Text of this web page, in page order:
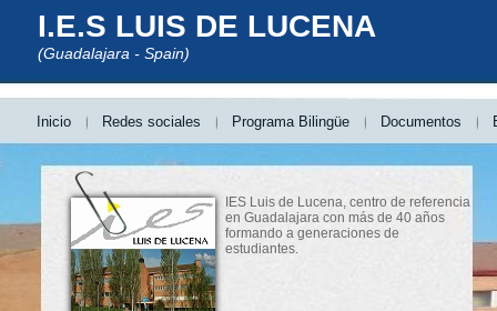
Inicio Redes sociales Programa Bilingüe Documentos
IES Luis de Lucena, centro de referencia
en Guadalajara con más de 40 años
formando a generaciones de
estudiantes.
I.E.S LUIS DE LUCENA
(Guadalajara - Spain)